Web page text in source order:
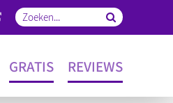
Zoeken
GRATIS REVIEWS